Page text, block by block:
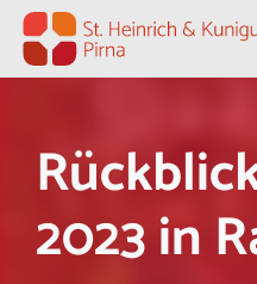
Zum Inhalt springen
2023 in